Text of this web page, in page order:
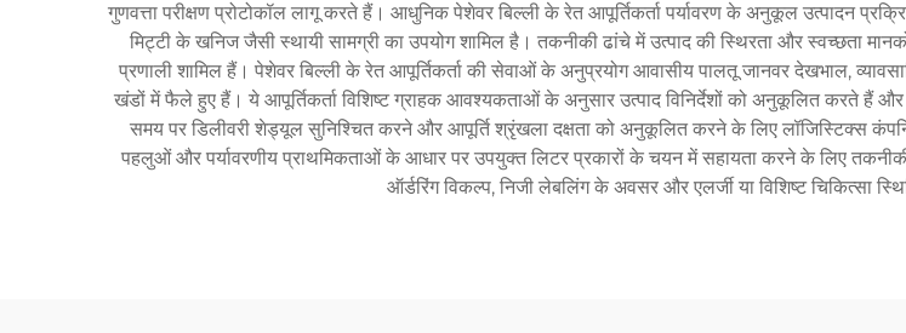
गुणवत्ता परीक्षण प्रोटोकॉल लागू करते हैं। आधुनिक पेशेवर बिल्ली के रेत आपूर्तिकर्ता पर्यावरण के अनुकूल उत्पादन
मिट्टी के खनिज जैसी स्थायी सामग्री का उपयोग शामिल है। तकनीकी ढांचे में उत्पाद की स्थिरता और स्वच्छता
प्रणाली शामिल हैं। पेशेवर बिल्ली के रेत आपूर्तिकर्ता की सेवाओं के अनुप्रयोग आवासीय पालतू जानवर देखभाल,
खंडों में फैले हुए हैं। ये आपूर्तिकर्ता विशिष्ट ग्राहक आवश्यकताओं के अनुसार उत्पाद विनिर्देशों को अनुकूलित करते हैं
समय पर डिलीवरी शेड्यूल सुनिश्चित करने और आपूर्ति श्रृंखला दक्षता को अनुकूलित करने के लिए लॉजिस्टिक्स
पहलुओं और पर्यावरणीय प्राथमिकताओं के आधार पर उपयुक्त लिटर प्रकारों के चयन में सहायता करने के लिए तकनीकी
ऑर्डरिंग विकल्प, निजी लेबलिंग के अवसर और एलर्जी या विशिष्ट चिकित्सा